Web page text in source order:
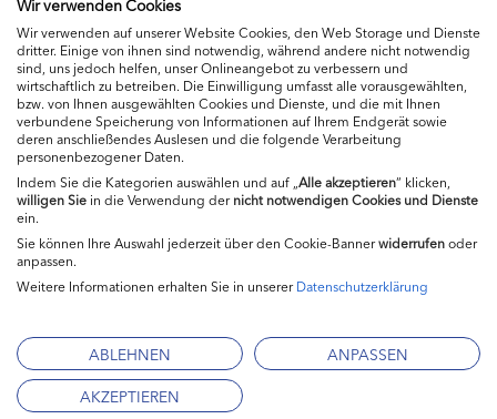
Ernährung
Produkte
Impressum
Mediadaten
Datenschutzerklärung
Wir verwenden Cookies
Wir verwenden auf unserer Website Cookies, den Web Storage und Dienste
dritter. Einige von ihnen sind notwendig, während andere nicht notwendig
sind, uns jedoch helfen, unser Onlineangebot zu verbessern und
wirtschaftlich zu betreiben. Die Einwilligung umfasst alle vorausgewählten,
bzw. von Ihnen ausgewählten Cookies und Dienste, und die mit Ihnen
verbundene Speicherung von Informationen auf Ihrem Endgerät sowie
deren anschließendes Auslesen und die folgende Verarbeitung
personenbezogener Daten.
Indem Sie die Kategorien auswählen und auf „ Alle akzeptieren“ klicken,
willigenSie in die Verwendung dernicht notwendigen Cookies und Dienste
ein.
Sie können Ihre Auswahl jederzeit über den Cookie-Bannerwiderrufenoder
anpassen.
Weitere Informationen erhalten Sie in unsererDatenschutzerklärung
ABLEHNEN
ANPASSEN
AKZEPTIEREN